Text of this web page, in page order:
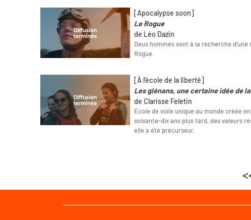
[Apocalypse soon]
Le Rogue
de Léo Dazin
Deux hommes sont à la recherche
Rogue.
[À l’école de la liberté]
Les glénans, une certaine idée de
de Clarisse Feletin
École de voile unique au monde créée
soixante-dix ans plus tard, des valeurs
elle a été précurseur.